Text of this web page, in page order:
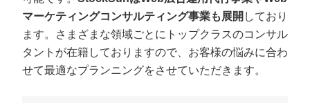
マーケティングコンサルティング事業も展開 しており
ます。さまざまな領域ごとにトップクラスのコンサル
タントが在籍しておりますので、お客様の悩みに合わ
せて最適なプランニングをさせていただきます。